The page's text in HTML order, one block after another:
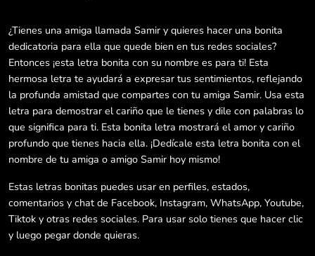
¿Tienes una amiga llamada Samir y quieres hacer una bonita
dedicatoria para ella que quede bien en tus redes sociales?
Entonces ¡esta letra bonita con su nombre es para ti! Esta
hermosa letra te ayudará a expresar tus sentimientos, reflejando
la profunda amistad que compartes con tu amiga Samir. Usa esta
letra para demostrar el cariño que le tienes y dile con palabras lo
que significa para ti. Esta bonita letra mostrará el amor y cariño
profundo que tienes hacia ella. ¡Dedícale esta letra bonita con el
nombre de tu amiga o amigo Samir hoy mismo!
Estas letras bonitas puedes usar en perfiles, estados,
comentarios y chat de Facebook, Instagram, WhatsApp, Youtube,
Tiktok y otras redes sociales. Para usar solo tienes que hacer clic
y luego pegar donde quieras.